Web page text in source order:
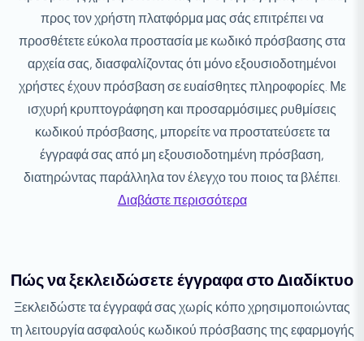
προς τον χρήστη πλατφόρμα μας σάς επιτρέπει να
προσθέτετε εύκολα προστασία με κωδικό πρόσβασης στα
αρχεία σας, διασφαλίζοντας ότι μόνο εξουσιοδοτημένοι
χρήστες έχουν πρόσβαση σε ευαίσθητες πληροφορίες. Με
ισχυρή κρυπτογράφηση και προσαρμόσιμες ρυθμίσεις
κωδικού πρόσβασης, μπορείτε να προστατεύσετε τα
έγγραφά σας από μη εξουσιοδοτημένη πρόσβαση,
διατηρώντας παράλληλα τον έλεγχο του ποιος τα βλέπει.
Διαβάστε περισσότερα
Πώς να ξεκλειδώσετε έγγραφα στο Διαδίκτυο
Ξεκλειδώστε τα έγγραφά σας χωρίς κόπο χρησιμοποιώντας
τη λειτουργία ασφαλούς κωδικού πρόσβασης της εφαρμογής